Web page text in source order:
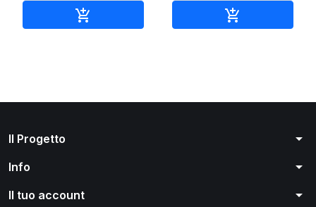
 
Il Progetto arrow_drop_down
Info arrow_drop_down
Il tuo account arrow_drop_down